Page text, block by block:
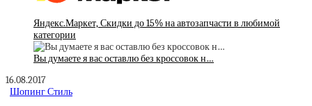
Яндекс.Маркет, Скидки до 15% на автозапчасти в любимой
категории
Вы думаете я вас оставлю без кроссовок н…
16.08.2017
Шопинг Стиль